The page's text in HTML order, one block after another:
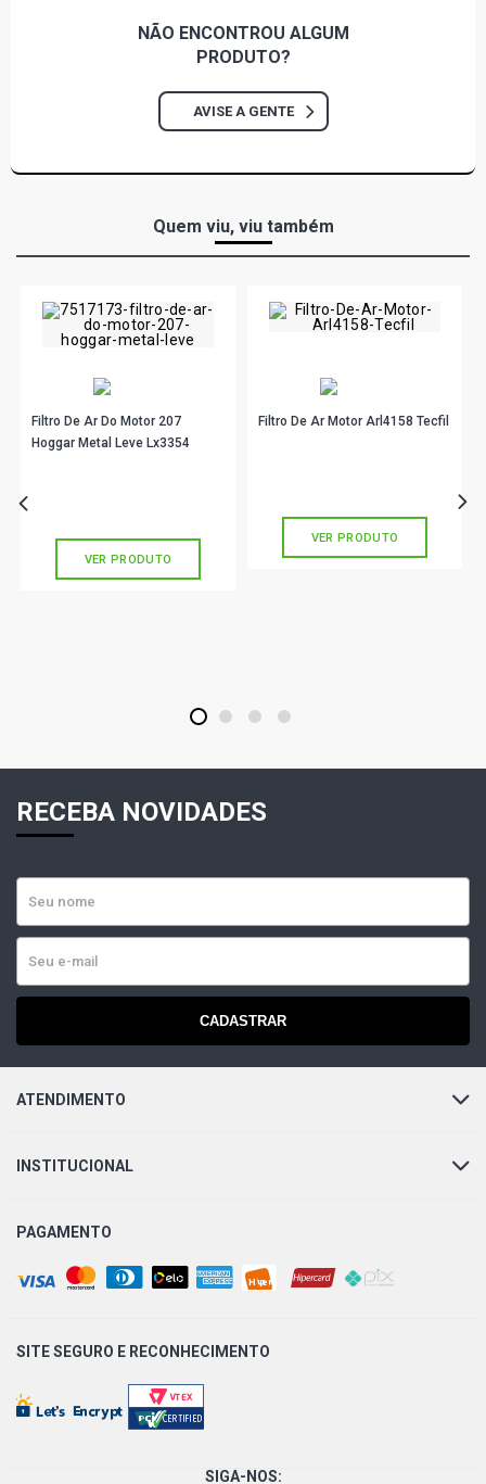
NÃO ENCONTROU ALGUM
PRODUTO?
AVISE A GENTE
Quem viu, viu também
Filtro De Ar Do Motor 207
Hoggar Metal Leve Lx3354
VER PRODUTO
Filtro De Ar Motor Arl4158 Tecfil
VER PRODUTO
1 2 3 4
RECEBA NOVIDADES
CADASTRAR
ATENDIMENTO
INSTITUCIONAL
PAGAMENTO
SITE SEGURO E RECONHECIMENTO
SIGA-NOS: